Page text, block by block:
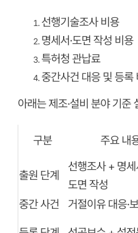
선행기술조사 비용
명세서·도면 작성 비용
특허청 관납료
중간사건 대응 및 등록
아래는 제조·설비 분야 기준
구분 주요 내
출원 단계
선행조사 + 명
도면 작성
중간 사건
거절이유 대응·